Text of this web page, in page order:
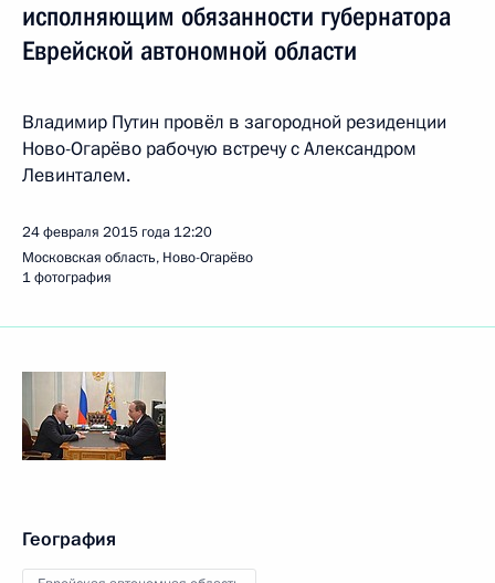
исполняющим обязанности губернатора
Еврейской автономной области
Владимир Путин провёл в загородной резиденции
Ново-Огарёво рабочую встречу с Александром
Левинталем.
24 февраля 2015 года 12:20
Московская область, Ново-Огарёво
1 фотография
География